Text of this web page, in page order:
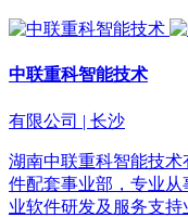
中联重科智能技术
有限公司 | 长沙
湖南中联重科智能技
件配套事业部，专业
业软件研发及服务支持